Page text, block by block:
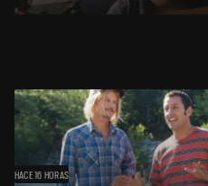
HACE 16 HORAS